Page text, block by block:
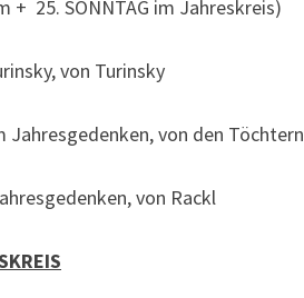
+ 25. SONNTAG im Jahreskreis)
von Turinsky
Jahresgedenken, von den Töchtern
von Rackl